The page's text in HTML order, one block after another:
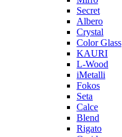
Secret
Albero
Crystal
Color Glass
KAURI
L-Wood
iMetalli
Fokos
Seta
Calce
Blend
Rigato